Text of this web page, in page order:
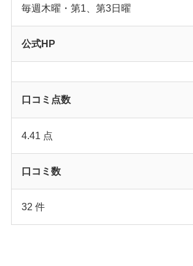
毎週木曜・第1、第3日曜
公式HP
口コミ点数
4.41 点
口コミ数
32 件